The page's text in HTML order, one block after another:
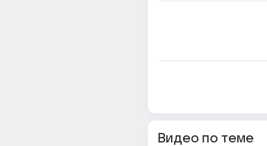
Видео по теме